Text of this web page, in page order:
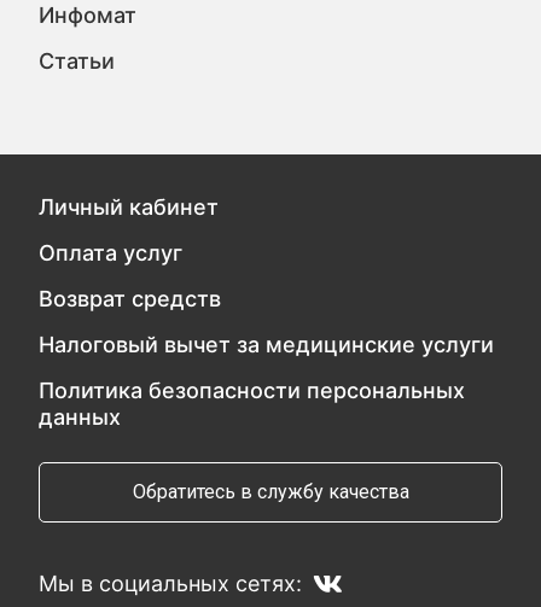
Инфомат
Статьи
Личный кабинет
Оплата услуг
Возврат средств
Налоговый вычет за медицинские услуги
Политика безопасности персональных
данных
Обратитесь в службу качества
Мы в социальных сетях: